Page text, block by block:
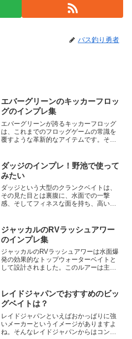
バス釣り勇者
エバーグリーンのキッカーフロッ
グのインプレ集
エバーグリーンが誇るキッカーフロッグ
は、これまでのフロッグゲームの常識を
覆すような革新的なアイテムです。その
つかんで離しません。この記事では、キ
ッカーフロッグの特徴とそ...
ダッジのインプレ！野池で使って
みたい
ダッジという大型のクランクベイトは、
その見た目とは裏腹に、水面での一撃
感、そしてフィネスな面を持ち、高い釣
クラシッククランクベイトのように水面
をライズ＆フォールし、魚を...
ジャッカルのRVラッシュアワー
のインプレ集
ジャッカルのRVラッシュアワーは水面爆
発の効果的なトップウォーターベイトと
して設計されました。このルアーは主に
その特性から“難攻不落のカバーを射程
に”というフレーズがぴ...
レイドジャパンでおすすめのビッ
グベイトは？
レイドジャパンといえばおかっぱりに強
いメーカーというイメージがありますよ
ね。そんなレイドジャパンからはコンパ